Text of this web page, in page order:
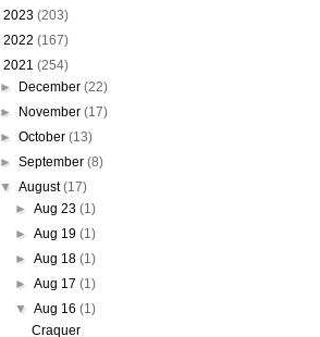
2023 (203)
2022 (167)
2021 (254)
►
December (22)
►
November (17)
► October (13)
► September (8)
▼ August(17)
►Aug 23(1)
►Aug 19(1)
►Aug 18(1)
►Aug 17(1)
▼Aug 16(1)
Craquer